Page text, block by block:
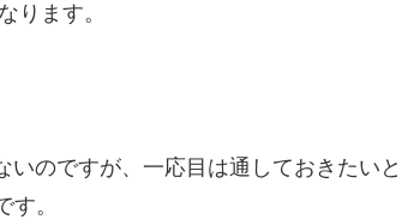
ります。
のですが、一応目は通しておきたいと
。